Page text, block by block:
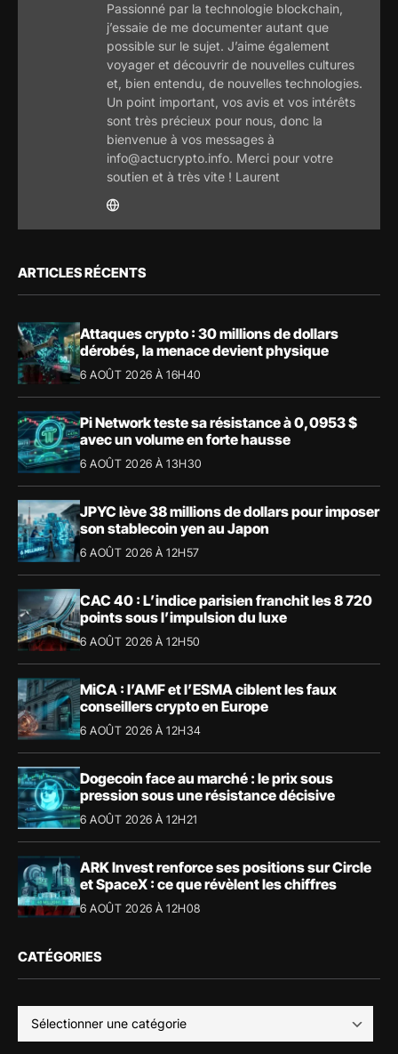
Passionné par la technologie blockchain,
j’essaie de me documenter autant que
possible sur le sujet. J’aime également
voyager et découvrir de nouvelles cultures
et, bien entendu, de nouvelles technologies.
Un point important, vos avis et vos intérêts
sont très précieux pour nous, donc la
bienvenue à vos messages à
info@actucrypto.info. Merci pour votre
soutien et à très vite ! Laurent
ARTICLES RÉCENTS
Attaques crypto : 30 millions de dollars
dérobés, la menace devient physique
6 AOÛT 2026 À 16H40
Pi Network teste sa résistance à 0,0953 $
avec un volume en forte hausse
6 AOÛT 2026 À 13H30
JPYC lève 38 millions de dollars pour imposer
son stablecoin yen au Japon
6 AOÛT 2026 À 12H57
CAC 40 : L’indice parisien franchit les 8 720
points sous l’impulsion du luxe
6 AOÛT 2026 À 12H50
MiCA : l’AMF et l’ESMA ciblent les faux
conseillers crypto en Europe
6 AOÛT 2026 À 12H34
Dogecoin face au marché : le prix sous
pression sous une résistance décisive
6 AOÛT 2026 À 12H21
ARK Invest renforce ses positions sur Circle
et SpaceX : ce que révèlent les chiffres
6 AOÛT 2026 À 12H08
CATÉGORIES